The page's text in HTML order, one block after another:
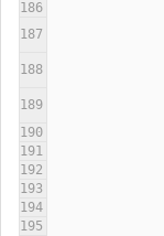
186
187
188
189
190
191
192
193
194
195